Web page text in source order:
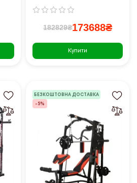
182829₴173688₴
Купити
БЕЗКОШТОВНА ДОСТАВКА
-5%